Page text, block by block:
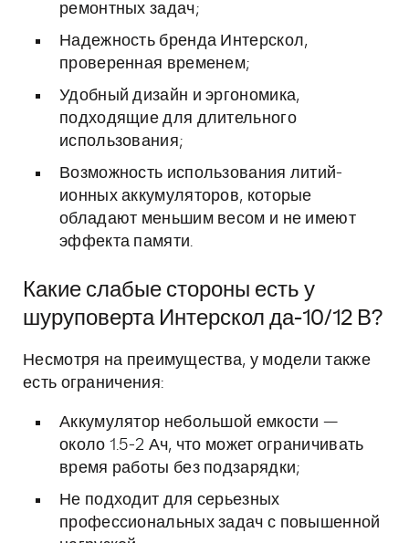
ремонтных задач;
Надежность бренда Интерскол,
проверенная временем;
Удобный дизайн и эргономика,
подходящие для длительного
использования;
Возможность использования литий-
ионных аккумуляторов, которые
обладают меньшим весом и не имеют
эффекта памяти.
Какие слабые стороны есть у
шуруповерта Интерскол да-10/12 В?
Несмотря на преимущества, у модели также
есть ограничения:
Аккумулятор небольшой емкости —
около 1.5-2 Ач, что может ограничивать
время работы без подзарядки;
Не подходит для серьезных
профессиональных задач с повышенной